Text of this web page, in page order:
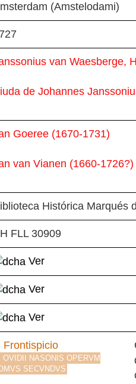
(Amstelodami)
van Waesberge,
de Johannes
Goeree (1670-1731)
van Vianen (1660-1726?)
Histórica Marqués
FLL 30909
Ver
Ver
Ver
Frontispicio
OVIDII NASONIS OPERVM
SECVNDVS